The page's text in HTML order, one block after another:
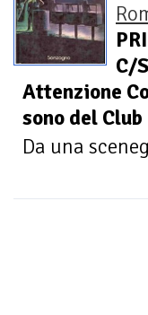
C/
Attenzione
sono del
Da una